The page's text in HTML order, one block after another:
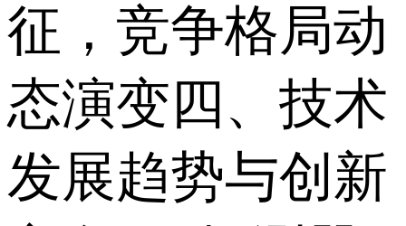
征，竞争格局动
态演变 四、技术
发展趋势与创新